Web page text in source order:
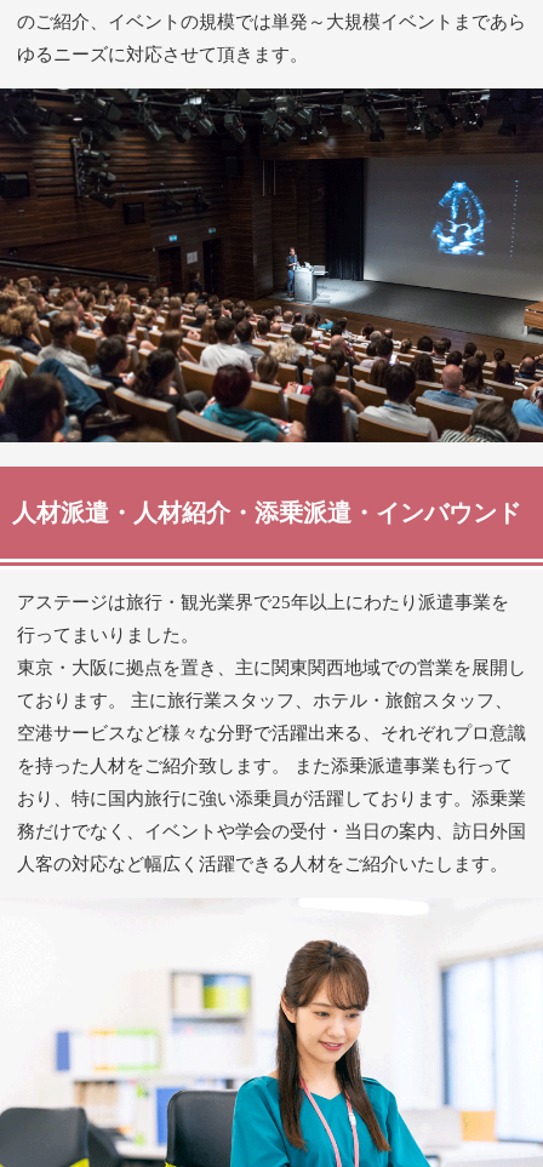
のご紹介、イベントの規模では単発～大規模イベントまであら
ゆるニーズに対応させて頂きます。
人材派遣・人材紹介・添乗派遣・インバウンド
アステージは旅行・観光業界で25年以上にわたり派遣事業を
行ってまいりました。
東京・大阪に拠点を置き、主に関東関西地域での営業を展開し
ております。
主に旅行業スタッフ、ホテル・旅館スタッフ、
空港サービスなど様々な分野で活躍出来る、それぞれプロ意識
を持った人材をご紹介致します。
また添乗派遣事業も行って
おり、特に国内旅行に強い添乗員が活躍しております。添乗業
務だけでなく、イベントや学会の受付・当日の案内、訪日外国
人客の対応など幅広く活躍できる人材をご紹介いたします。